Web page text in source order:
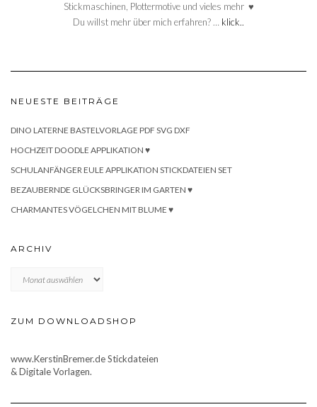
Stickmaschinen, Plottermotive und vieles mehr ♥
Du willst mehr über mich erfahren? … klick..
NEUESTE BEITRÄGE
DINO LATERNE BASTELVORLAGE PDF SVG DXF
HOCHZEIT DOODLE APPLIKATION ♥
SCHULANFÄNGER EULE APPLIKATION STICKDATEIEN SET
BEZAUBERNDE GLÜCKSBRINGER IM GARTEN ♥
CHARMANTES VÖGELCHEN MIT BLUME ♥
ARCHIV
ZUM DOWNLOADSHOP
www.KerstinBremer.de Stickdateien
& Digitale Vorlagen.